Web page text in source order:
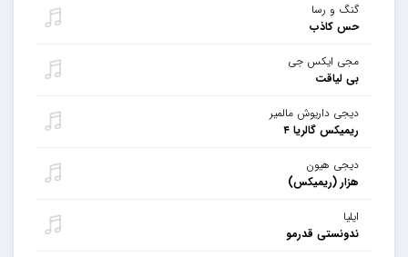
گنگ و رسا
حس کاذب
مجی ایکس جی
بی لیاقت
دیجی داریوش مالمیر
ریمیکس گالریا ۴
دیجی هیون
هزار (ریمیکس)
ایلیا
ندونستی قدرمو